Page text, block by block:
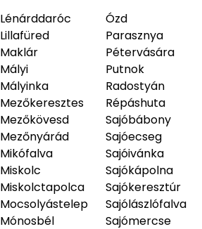
Lénárddaróc
Lillafüred
Maklár
Mályi
Mályinka
Mezőkeresztes
Mezőkövesd
Mezőnyárád
Mikófalva
Miskolc
Miskolctapolca
Mocsolyástelep
Mónosbél
Ózd
Parasznya
Pétervására
Putnok
Radostyán
Répáshuta
Sajóbábony
Sajóecseg
Sajóivánka
Sajókápolna
Sajókeresztúr
Sajólászlófalva
Sajómercse